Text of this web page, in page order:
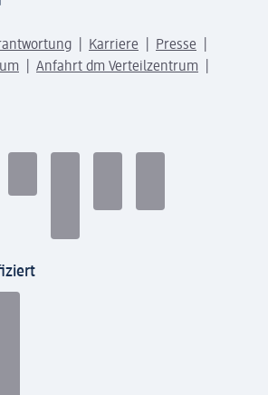
Karriere
Presse
Anfahrt dm Verteilzentrum